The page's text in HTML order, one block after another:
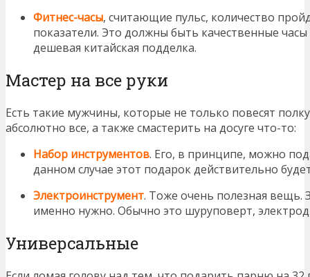
Фитнес-часы, считающие пульс, количество
показатели. Это должны быть качественные
дешевая китайская подделка.
Мастер на все руки
Есть такие мужчины, которые не только повесят
абсолютно все, а также смастерить на досуге что-то:
Набор инструментов. Его, в принципе, можно
данном случае этот подарок действительно
Электроинструмент. Тоже очень полезная вещь.
именно нужно. Обычно это шуруповерт,
Универсальные